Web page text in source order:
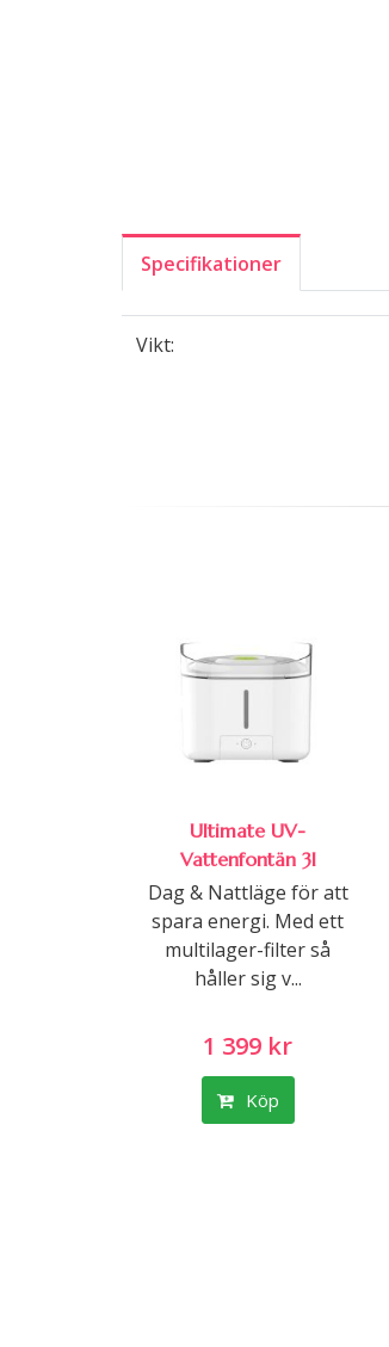
Specifikationer
Vikt:
Ultimate UV-
Vattenfontän 3l
Dag & Nattläge för att
spara energi. Med ett
multilager-filter så
håller sig v...
1 399 kr
Köp